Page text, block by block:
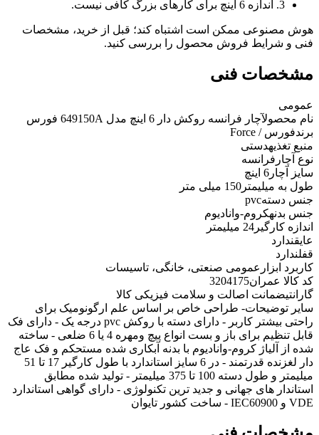
3. اندازه 6 اینچ برای کارهای بزرگ کافی نیست.
هوش مصنوعی ممکن است اشتباه کند؛ قبل از خرید، مشخصات
فنی و شرایط فروش محصول را بررسی کنید.
مشخصات فنی
عمومی
نام محصولآچار فرانسه روکش دار 6 اینچ مدل 649150A فورس
برندفورس / Force
منبع تغذیهدستی
نوع آچار فرانسه
سایز آچار 6 اینچ
طول به میلیمتر 150 میلی متر
جنس دستهpvc
جنس بدنهکروم-وانادیوم
اندازه کارگیر 24 میلیمتر
عایقندارد
قفلندارد
کاربرد ابزار عمومی صنعتی، خانگی، تاسیسات
کد کالا عمران3204175
گارانتیضمانت اصالت و سلامت فیزیکی کالا
سایر توضیحات- طراحی خاص بر اساس علم ارگونومیک برای
راحتی بیشتر کاربر - دارای دسته با روکش pvc درجه یک - دارای فک
قابل تنظیم برای باز و بست انواع پیچ ومهره 4 یا 6 ضلعی - ساخته
شده از آلیاژ کروم-وانادیوم با بدنه آبکاری شده مستحکم و فک عاج
دار لغزنده قدرتمند - در 6 سایز استاندارد با طول کارگیر 17 تا 51
میلیمتر و طول دسته 100 تا 375 میلیمتر - تولید شده مطابق
استاندار های جهانی و جدید ترین تکنولوژی - دارای گواهی استاندارد
VDE و IEC60900 - ساخت کشور تایوان